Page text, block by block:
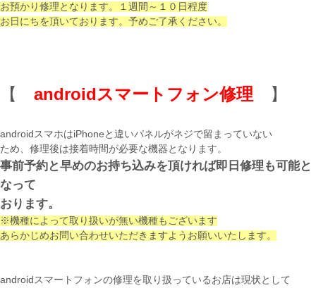
お預かり修理となります。１週間～１０日程度
お日にちを頂いております。予めご了承ください。
【 androidスマートフォン修理 】
androidスマホはiPhoneと違いパネルがネジで留まっていない
ため、修理後は接着時間が必要な機器となります。
事前予約と早めのお持ち込みを頂ければ即日修理も可能と
なって
おります。
※機種によって取り扱いが無い機種もございます
あらかじめお問い合わせいただきますようお願いいたします。
androidスマートフォンの修理を取り扱っているお店は現状として